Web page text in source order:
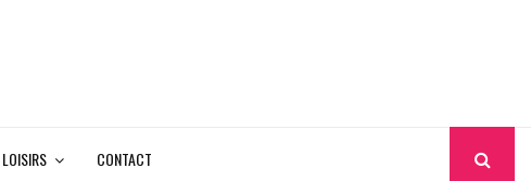
LOISIRS CONTACT